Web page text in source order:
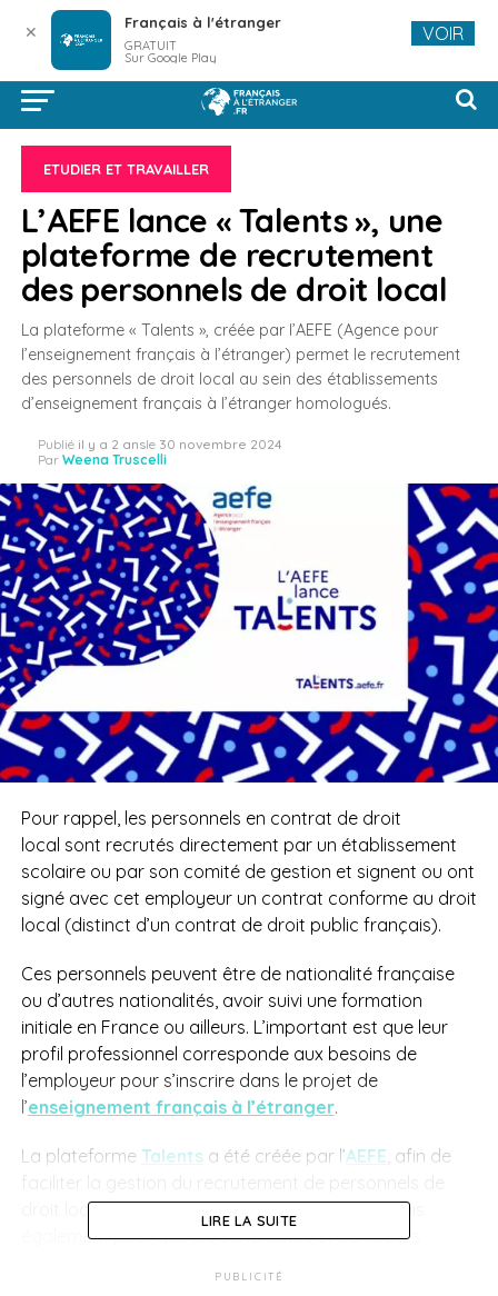
ETUDIER ET TRAVAILLER
L’AEFE lance « Talents », une
plateforme de recrutement
des personnels de droit local
La plateforme « Talents », créée par l’AEFE (Agence pour
l’enseignement français à l’étranger) permet le recrutement
des personnels de droit local au sein des établissements
d’enseignement français à l’étranger homologués.
Publié il y a 2 ansle 30 novembre 2024
Par Weena Truscelli
Pour rappel, les personnels en contrat de droit
local sont recrutés directement par un établissement
scolaire ou par son comité de gestion et signent ou ont
signé avec cet employeur un contrat conforme au droit
local (distinct d’un contrat de droit public français).
Ces personnels peuvent être de nationalité française
ou d’autres nationalités, avoir suivi une formation
initiale en France ou ailleurs. L’important est que leur
profil professionnel corresponde aux besoins de
l’employeur pour s’inscrire dans le projet de
l’enseignement français à l’étranger.
La plateforme Talentsa été créée par l’AEFE , afin de
droit local par lesétablissementdu réseau, mais
également pour que les candidates et candidats
LIRE LA SUITE
PUBLICITÉ
✕ Français à l'étranger
GRATUIT
Sur Google Play
VOIR